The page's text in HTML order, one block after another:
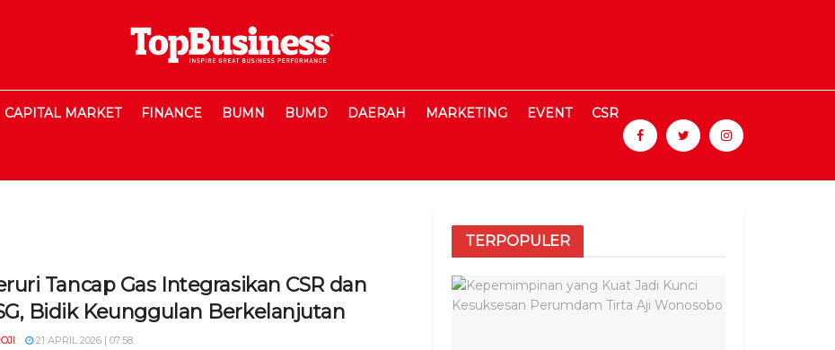
CAPITAL MARKET FINANCE BUMN BUMD DAERAH MARKETING EVENT CSR
Tancap Gas Integrasikan CSR dan
Bidik Keunggulan Berkelanjutan
21 APRIL 2026 | 07:58
TERPOPULER